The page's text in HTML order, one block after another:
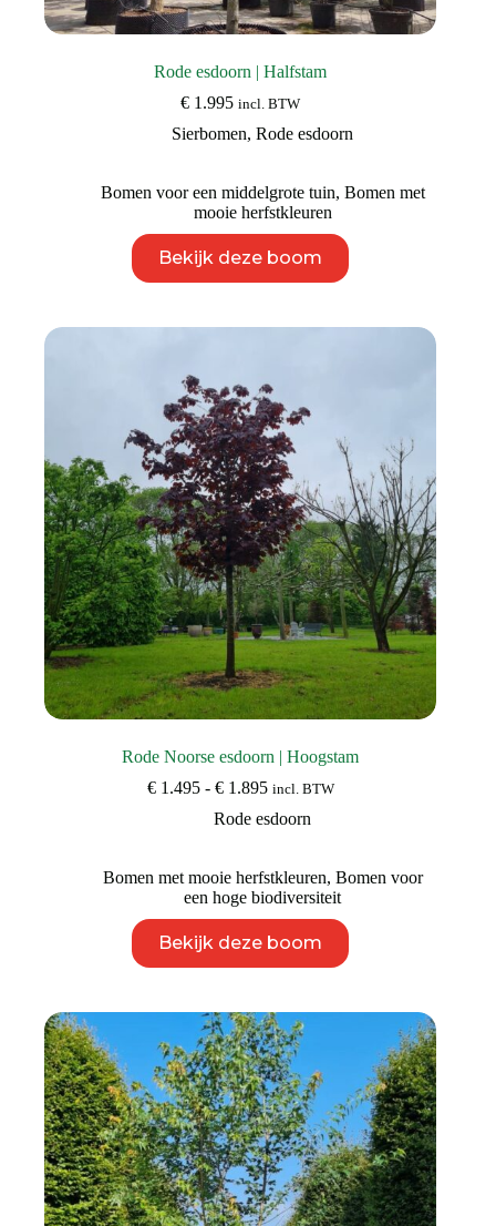
Rode esdoorn | Halfstam
€ 1.995 incl. BTW
Sierbomen,Rode esdoorn
Bomen voor een middelgrote tuin, Bomen met
mooie herfstkleuren
Bekijk deze boom
product
heeft
kan
gekozen
worden
op
de
productpagina
Rode Noorse esdoorn | Hoogstam
€1.495 - €1.895Prijsklasse:
tot
incl. BTW
Rode esdoorn
Bomen met mooie herfstkleuren, Bomen voor
een hoge biodiversiteit
Bekijk deze boom
product
heeft
Deze
optie
kan
gekozen
worden
op
de
productpagina